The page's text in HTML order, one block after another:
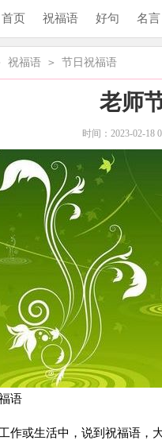
首页 祝福语 好句 名言
祝福语 > 节日祝福语
老师
时间：2023-02-18
语
作或生活中，说到祝福语，